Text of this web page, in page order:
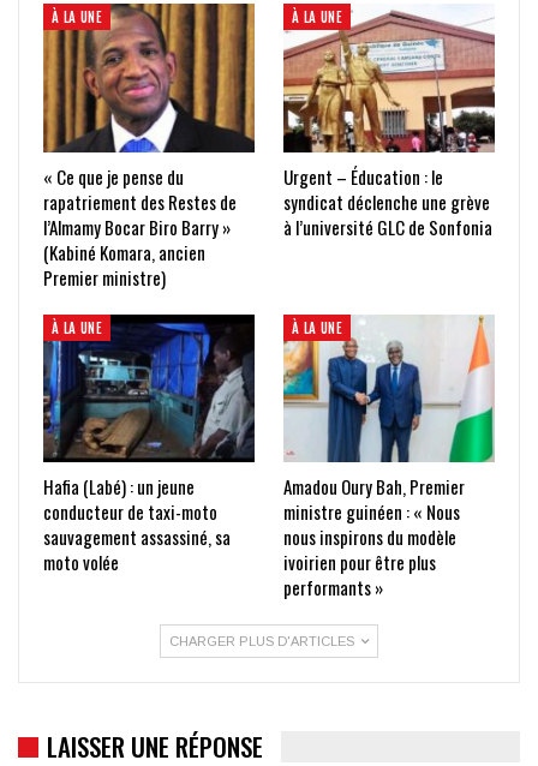
À LA UNE
« Ce que je pense du
rapatriement des Restes de
l’Almamy Bocar Biro Barry »
(Kabiné Komara, ancien
Premier ministre)
À LA UNE
Urgent – Éducation : le
syndicat déclenche une grève
à l’université GLC de Sonfonia
À LA UNE
Hafia (Labé) : un jeune
conducteur de taxi-moto
sauvagement assassiné, sa
moto volée
À LA UNE
Amadou Oury Bah, Premier
ministre guinéen : « Nous
nous inspirons du modèle
ivoirien pour être plus
performants »
CHARGER PLUS D'ARTICLES
LAISSER UNE RÉPONSE